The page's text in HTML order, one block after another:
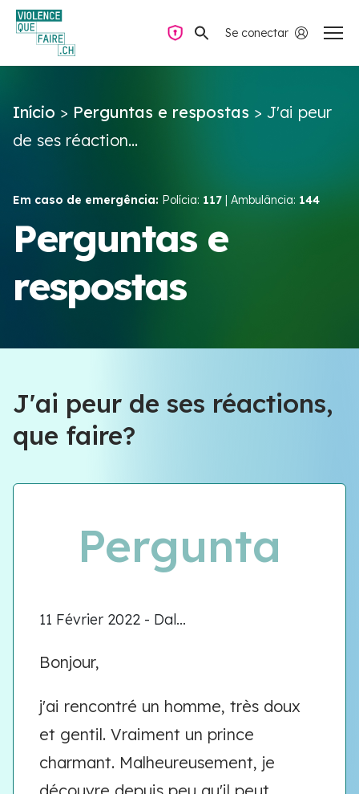
Se conectar
Perguntas e respostas
Violência no casal
Recursos e campanhas
Équipe VIOLENCE QUE FAIRE
Meet our team
Navegação privada
Início > Perguntas e respostas > J'ai peur
de ses réaction...
Em caso de emergência: Polícia: 117 | Ambulância: 144
Perguntas e
respostas
J'ai peur de ses réactions,
que faire?
Pergunta
11 Février 2022 - Dal...
Bonjour,
j'ai rencontré un homme, très doux
et gentil. Vraiment un prince
charmant. Malheureusement, je